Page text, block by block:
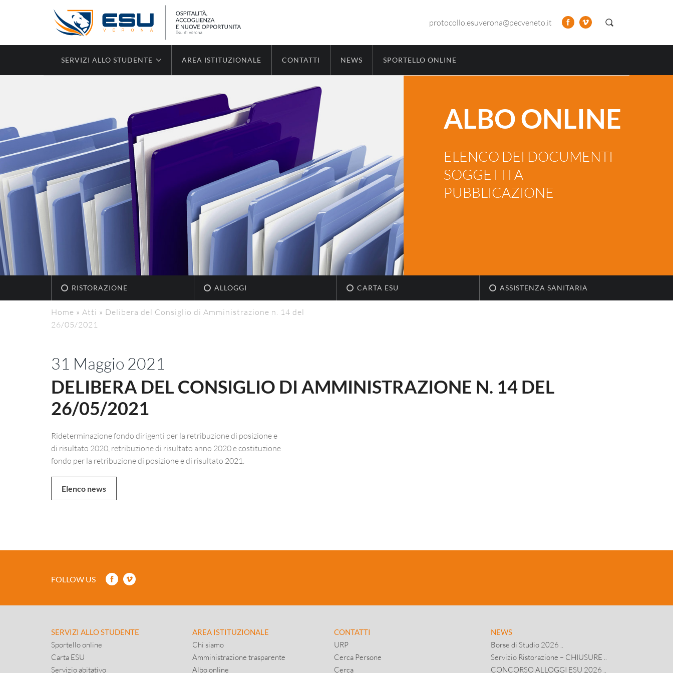
protocollo.esuverona@pecveneto.it
SERVIZI ALLO STUDENTE AREA ISTITUZIONALE CONTATTI NEWS SPORTELLO ONLINE
ALBO ONLINE
ELENCO DEI DOCUMENTI
SOGGETTI A
PUBBLICAZIONE
RISTORAZIONE ALLOGGI CARTA ESU ASSISTENZA SANITARIA
Home » Atti » Delibera del Consiglio di Amministrazione n. 14 del
26/05/2021
31 Maggio 2021
DELIBERA DEL CONSIGLIO DI AMMINISTRAZIONE N. 14 DEL
26/05/2021
Rideterminazione fondo dirigenti per la retribuzione di posizione e
di risultato 2020, retribuzione di risultato anno 2020 e costituzione
fondo per la retribuzione di posizione e di risultato 2021.
Elenco news
FOLLOW US
SERVIZI ALLO STUDENTE
Sportello online
Carta ESU
Servizio abitativo
AREA ISTITUZIONALE
Chi siamo
Amministrazione trasparente
Albo online
CONTATTI
URP
Cerca Persone
Cerca
NEWS
Borse di Studio 2026 ..
Servizio Ristorazione – CHIUSURE ..
CONCORSO ALLOGGI ESU 2026 ..